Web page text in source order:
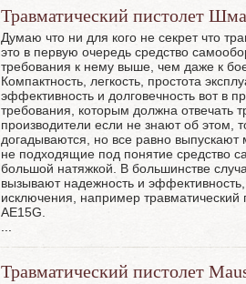
Травматический пистолет
Думаю что ни для кого не секрет что
это в первую очередь средство
требования к нему выше, чем даже к
Компактность, легкость, простота
эффективность и долговечность вот в
требования, которым должна отвечать
производители если не знают об этом,
догадываются, но все равно
не подходящие под понятие средство
большой натяжкой. В большинстве
вызывают надежность и
исключения, например
AE15G.
Травматический пистолет